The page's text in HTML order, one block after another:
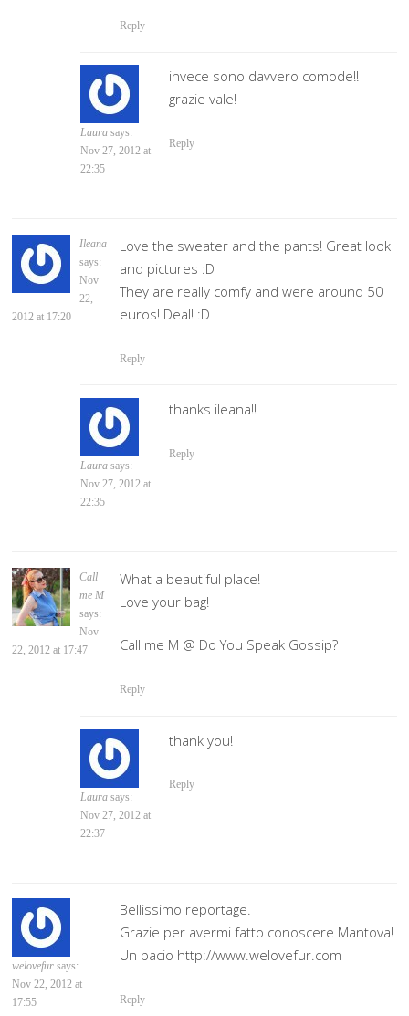
Reply
Laura says:
Nov 27, 2012 at
22:35
invece sono davvero comode!!
grazie vale!
Reply
Ileana
says:
Nov
22,
2012 at 17:20
Love the sweater and the pants! Great look
and pictures :D
They are really comfy and were around 50
euros! Deal! :D
Reply
Laura says:
Nov 27, 2012 at
22:35
thanks ileana!!
Reply
Call
me M
says:
Nov
22, 2012 at 17:47
What a beautiful place!
Love your bag!
Call me M @ Do You Speak Gossip?
Reply
Laura says:
Nov 27, 2012 at
22:37
thank you!
Reply
welovefur says:
Nov 22, 2012 at
17:55
Bellissimo reportage.
Grazie per avermi fatto conoscere Mantova!
Un bacio http://www.welovefur.com
Reply